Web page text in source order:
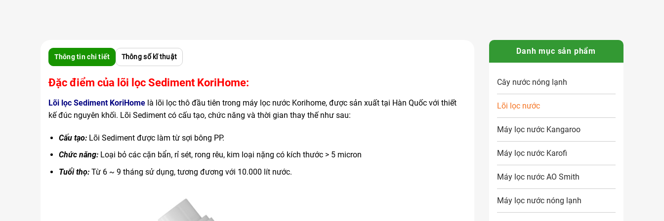
Thông tin chi tiết Thông số kĩ thuật
Đặc điểm của lõi lọc Sediment KoriHome:
Lõi lọc Sediment KoriHome là lõi lọc thô đầu tiên trong máy lọc nước Korihome, được sản xuất tại Hàn Quốc với thiết
kế đúc nguyên khối. Lõi Sediment có cấu tạo, chức năng và thời gian thay thế như sau:
Cấu tạo:Lõi Sediment được làm từ sợi bông PP.
Chức năng:Loại bỏ các cặn bẩn, rỉ sét, rong rêu, kim loại nặng có kích thước > 5 micron
Tuổi thọ: Từ 6 ~ 9 tháng sử dụng, tương đương với 10.000 lít nước.
Danh mục sản phẩm
Cây nước nóng lạnh
Lõi lọc nước
Máy lọc nước Kangaroo
Máy lọc nước Karofi
Máy lọc nước AO Smith
Máy lọc nước nóng lạnh